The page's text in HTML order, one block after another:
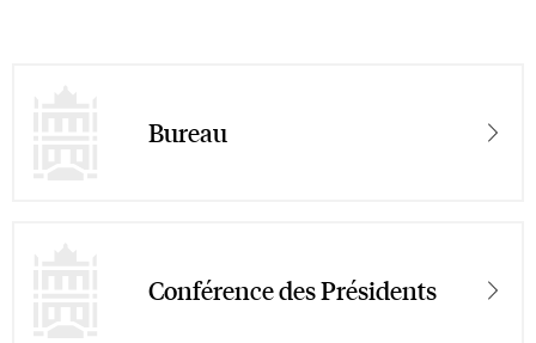
Bureau
Conférence des Présidents